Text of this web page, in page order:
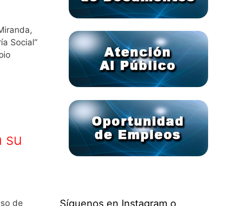
Social”
su
de
Síguenos en Instagram o